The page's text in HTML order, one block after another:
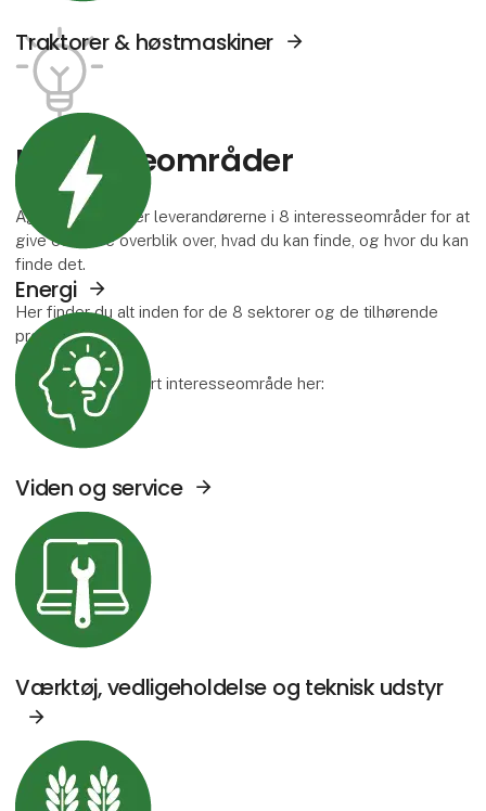
Interesse­områder
Agromek inddeler leverandørerne i 8 interesseområder for at
give et bedre overblik over, hvad du kan finde, og hvor du kan
finde det.
Her finder du alt inden for de 8 sektorer og de tilhørende
produktgrupper.
Læs mere om hvert interesseområde her:
Traktorer & høstmaskiner
Energi
Viden og service
Se Agromek udstillere sektor: Viden og
Værktøj, vedligeholdelse og teknisk udstyr